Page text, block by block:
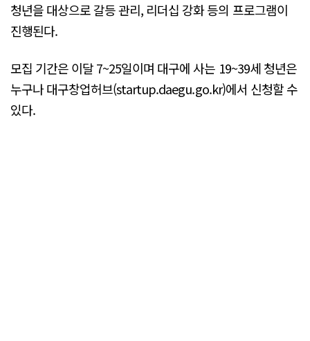
청년을 대상으로 갈등 관리, 리더십 강화 등의 프로그램이
진행된다.
모집 기간은 이달 7~25일이며 대구에 사는 19~39세 청년은
누구나 대구창업허브(startup.daegu.go.kr)에서 신청할 수
있다.